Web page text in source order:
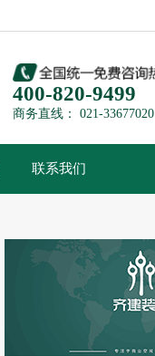
400-820-9499
商务直线： 021-33677020
联系我们